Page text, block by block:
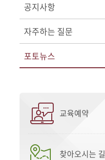
공지사항
자주하는 질문
포토뉴스
교육예약
찾아오시는 길